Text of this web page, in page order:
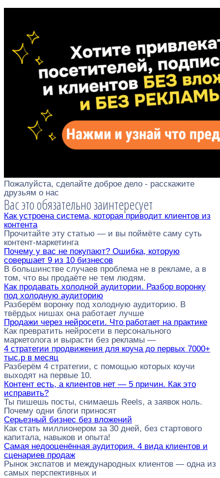
Пожалуйста, сделайте доброе дело - расскажите
друзьям о нас
Вас это обязательно заинтересует
Как устроена система, которая приводит клиентов из
контента
Прочитайте эту статью — и вы поймёте саму суть
контент-маркетинга
Почему у вас не покупают? Ошибка, которую
совершает 9 из 10 бизнесов
В большинстве случаев проблема не в рекламе, а в
том, что вы продаёте не тем людям.
Как продавать холодной аудитории. Разбор воронку
под холодную аудиторию
Разберём воронку под холодную аудиторию. В
твёрдых нишах она работает лучше
Продажи через нейросети. Что работает на практике
Как превратить нейросети в персонального
маркетолога и вырасти без рекламы —
4 стратегии продвижения для коуча до первых 7000+
тыс.р в месяц
Разберём 4 стратегии, с помощью которых коучи
выходят на первые 10.
Контент есть, а клиентов нет — 5 причин. Как это
исправить?
Ты пишешь посты, снимаешь Reels, а заявок ноль.
Почему одни блоги приносят
Серьезный бизнес без вложений
Как стать миллионером за 30 дней, без стартового
капитала, навыков и опыта!
Самая недооценённая аудитория. 4 вида клиентов и
сценариев продаж
Рынок экспатов и международных клиентов — одна из
самых перспективных и